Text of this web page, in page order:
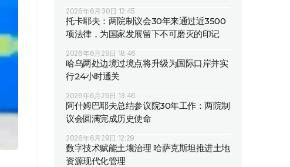
2026年6月30日 12:45
托卡耶夫：两院制议会30年来通过近3500
项法律，为国家发展留下不可磨灭的印记
2026年6月29日 18:46
哈乌两处边境过境点将升级为国际口岸并实
行24小时通关
2026年6月29日 13:46
阿什姆巴耶夫总结参议院30年工作：两院制
议会圆满完成历史使命
2026年6月29日 12:29
数字技术赋能土壤治理 哈萨克斯坦推进土地
资源现代化管理